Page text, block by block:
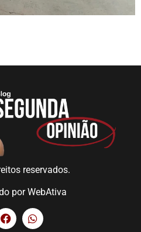
reservados.
porWebAtiva